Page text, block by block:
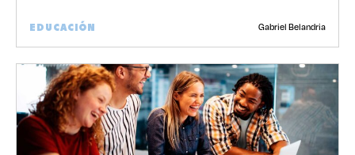
EDUCACIÓN Gabriel Belandria